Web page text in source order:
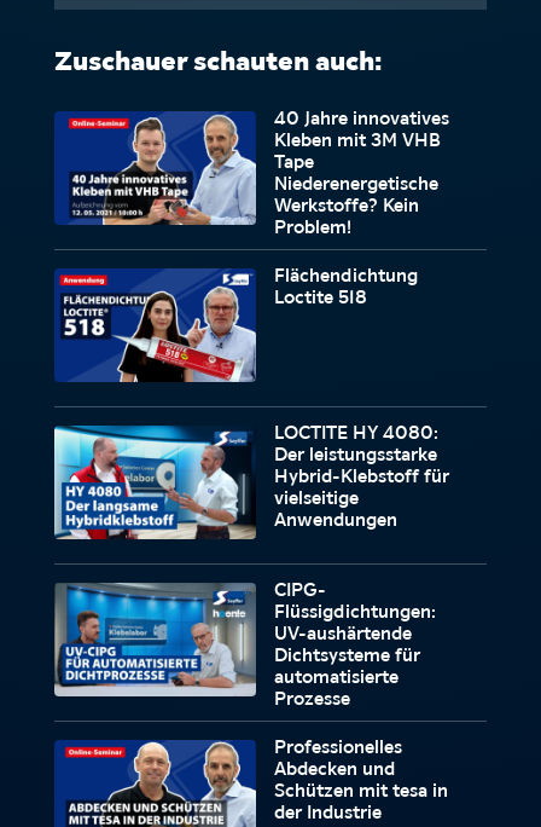
Zuschauer schauten auch:
40 Jahre innovatives
Kleben mit 3M VHB
Tape
Niederenergetische
Werkstoffe? Kein
Problem!
Flächendichtung
Loctite 518
LOCTITE HY 4080:
Der leistungsstarke
Hybrid-Klebstoff für
vielseitige
Anwendungen
CIPG-
Flüssigdichtungen:
UV-aushärtende
Dichtsysteme für
automatisierte
Prozesse
Professionelles
Abdecken und
Schützen mit tesa in
der Industrie